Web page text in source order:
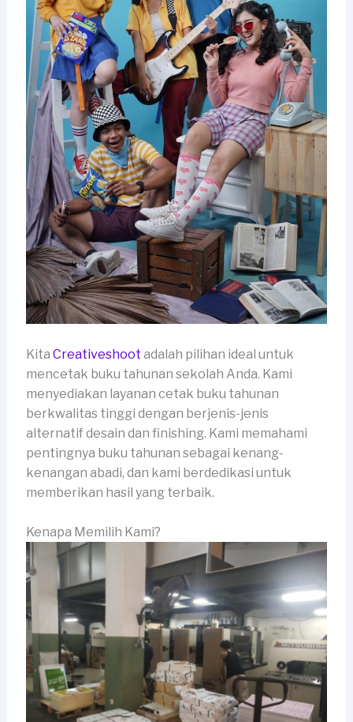
Kita Creativeshoot adalah pilihan ideal untuk
mencetak buku tahunan sekolah Anda. Kami
menyediakan layanan cetak buku tahunan
berkwalitas tinggi dengan berjenis-jenis
alternatif desain dan finishing. Kami memahami
pentingnya buku tahunan sebagai kenang-
kenangan abadi, dan kami berdedikasi untuk
memberikan hasil yang terbaik.
Kenapa Memilih Kami?